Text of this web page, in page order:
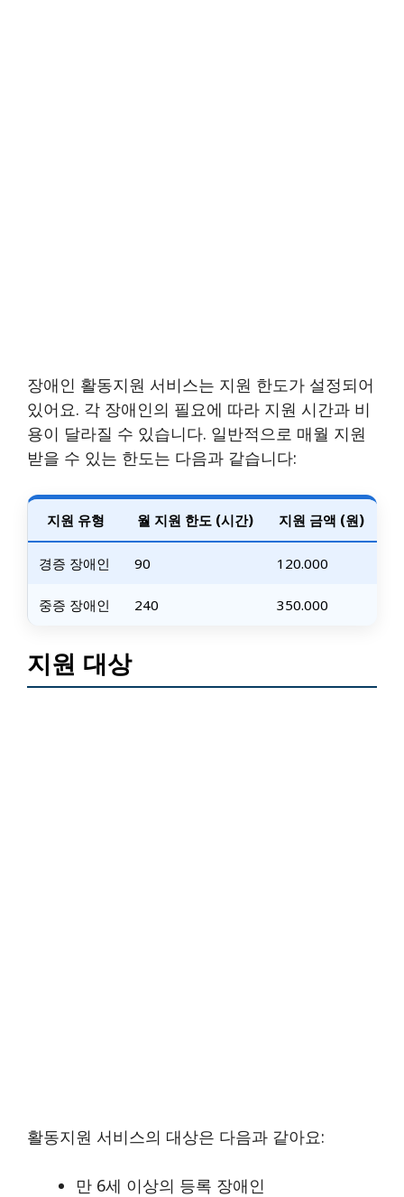
장애인 활동지원 서비스는 지원 한도가 설정되어
있어요. 각 장애인의 필요에 따라 지원 시간과 비
용이 달라질 수 있습니다. 일반적으로 매월 지원
받을 수 있는 한도는 다음과 같습니다:
지원 유형 월 지원 한도 (시간) 지원 금액 (원)
경증 장애인 90 120.000
중증 장애인 240 350.000
지원 대상
활동지원 서비스의 대상은 다음과 같아요:
만 6세 이상의 등록 장애인